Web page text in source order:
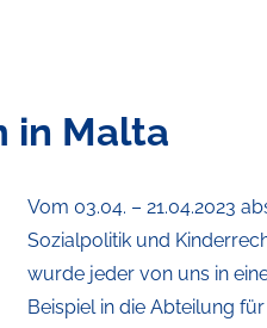
in Malta
Vom 03.04. – 21.04.2023
Sozialpolitik und
wurde jeder von uns in
Beispiel in die Abteilung